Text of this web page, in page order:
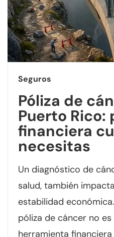
Seguros
Póliza de
Puerto
financiera
necesitas
Un diagnóstico de
salud, también
estabilidad
póliza de cáncer no es
herramienta